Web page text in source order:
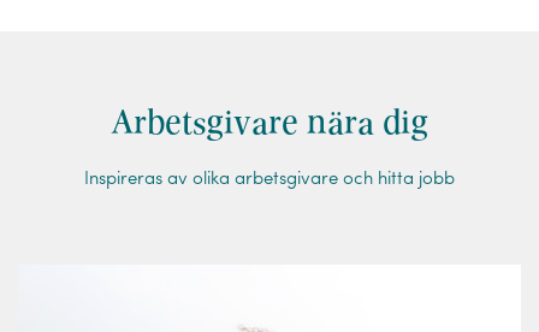
Arbetsgivare nära dig
Inspireras av olika arbetsgivare och hitta jobb